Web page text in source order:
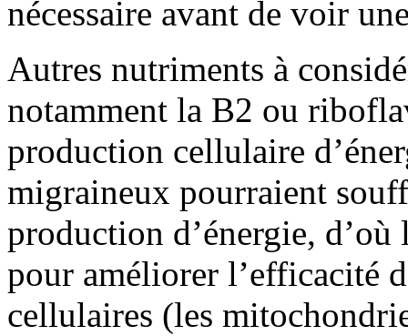
nécessaire avant de voir
Autres nutriments à
notamment la B2 ou
production cellulaire
migraineux pourraient
production d’énergie, d’où
pour améliorer l’efficacité
cellulaires (les